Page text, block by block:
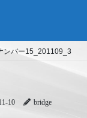
ンバー15_201109_3
10 bridge